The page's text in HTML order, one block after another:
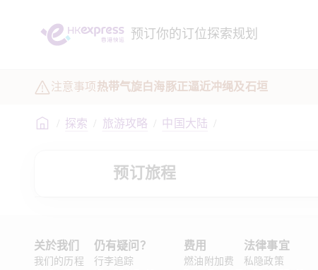
预订你的订位探索规划
注意事项热带气旋白海豚正逼近冲绳及石垣
/ 探索 / 旅游攻略 / 中国大陆 /
预订旅程
关於我们
我们的历程
仍有疑问？
行李追踪
费用
燃油附加费
法律事宜
私隐政策